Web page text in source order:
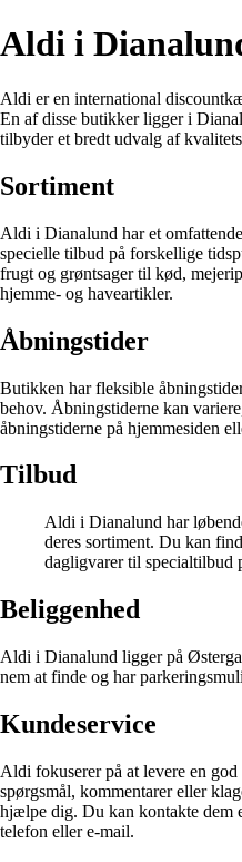
Aldi i
Aldi er en international
En af disse butikker ligger i
tilbyder et bredt udvalg af
Sortiment
Aldi i Dianalund har et
specielle tilbud på forskellige
frugt og grøntsager til kød,
hjemme- og haveartikler.
Åbningstider
Butikken har fleksible
behov. Åbningstiderne kan
åbningstiderne på hjemmesiden
Tilbud
Aldi i Dianalund har
deres sortiment. Du kan
dagligvarer til specialtilbud
Beliggenhed
Aldi i Dianalund ligger på
nem at finde og har
Kundeservice
Aldi fokuserer på at levere en
spørgsmål, kommentarer eller
hjælpe dig. Du kan kontakte dem
telefon eller e-mail.